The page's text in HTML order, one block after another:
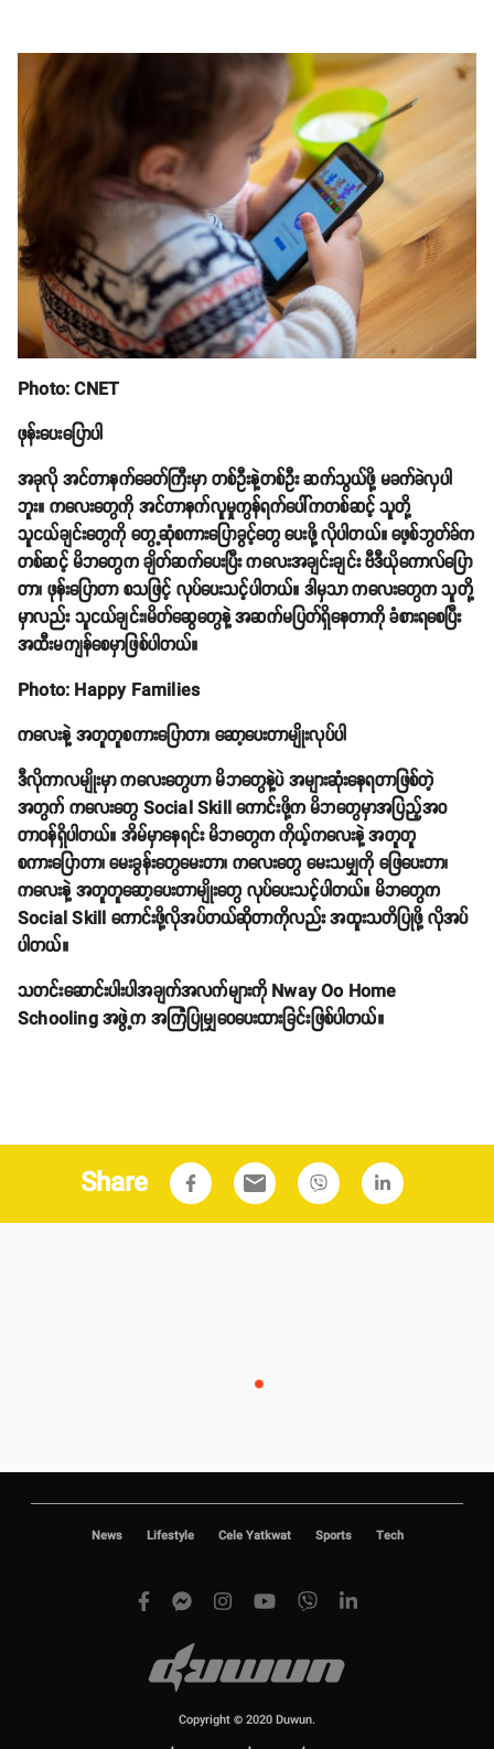
Photo: CNET
ဖုန်းပေးပြောပါ
အခုလို အင်တာနက်ခေတ်ကြီးမှာ တစ်ဦးနဲ့တစ်ဦး ဆက်သွယ်ဖို့ မခက်ခဲလှပါ
ဘူး။ ကလေးတွေကို အင်တာနက်လူမှုကွန်ရက်ပေါ်ကတစ်ဆင့် သူတို့
သူငယ်ချင်းတွေကို တွေ့ဆုံစကားပြောခွင့်တွေ ပေးဖို့ လိုပါတယ်။ ဖေ့စ်ဘွတ်ခ်က
တစ်ဆင့် မိဘတွေက ချိတ်ဆက်ပေးပြီး ကလေးအချင်းချင်း ဗီဒီယိုကောလ်ပြော
တာ၊ ဖုန်းပြောတာ စသဖြင့် လုပ်ပေးသင့်ပါတယ်။ ဒါမှသာ ကလေးတွေက သူတို့
မှာလည်း သူငယ်ချင်း၊မိတ်ဆွေတွေနဲ့ အဆက်မပြတ်ရှိနေတာကို ခံစားရစေပြီး
အထီးမကျန်စေမှာဖြစ်ပါတယ်။
Photo: Happy Families
ကလေးနဲ့ အတူတူစကားပြောတာ၊ ဆော့ပေးတာမျိုးလုပ်ပါ
ဒီလိုကာလမျိုးမှာ ကလေးတွေဟာ မိဘတွေနဲ့ပဲ အများဆုံးနေရတာဖြစ်တဲ့
အတွက် ကလေးတွေ Social Skill ကောင်းဖို့က မိဘတွေမှာအပြည့်အဝ
တာဝန်ရှိပါတယ်။ အိမ်မှာနေရင်း မိဘတွေက ကိုယ့်ကလေးနဲ့ အတူတူ
စကားပြောတာ၊ မေးခွန်းတွေမေးတာ၊ ကလေးတွေ မေးသမျှကို ဖြေပေးတာ၊
ကလေးနဲ့ အတူတူဆော့ပေးတာမျိုးတွေ လုပ်ပေးသင့်ပါတယ်။ မိဘတွေက
Social Skill ကောင်းဖို့လိုအပ်တယ်ဆိုတာကိုလည်း အထူးသတိပြုဖို့ လိုအပ်
ပါတယ်။
သတင်းဆောင်းပါးပါအချက်အလက်များကို Nway Oo Home
Schooling အဖွဲ့က အကြံပြုမျှဝေပေးထားခြင်းဖြစ်ပါတယ်။
Share email
News Lifestyle Cele Yatkwat Sports Tech
Copyright © 2020 Duwun.